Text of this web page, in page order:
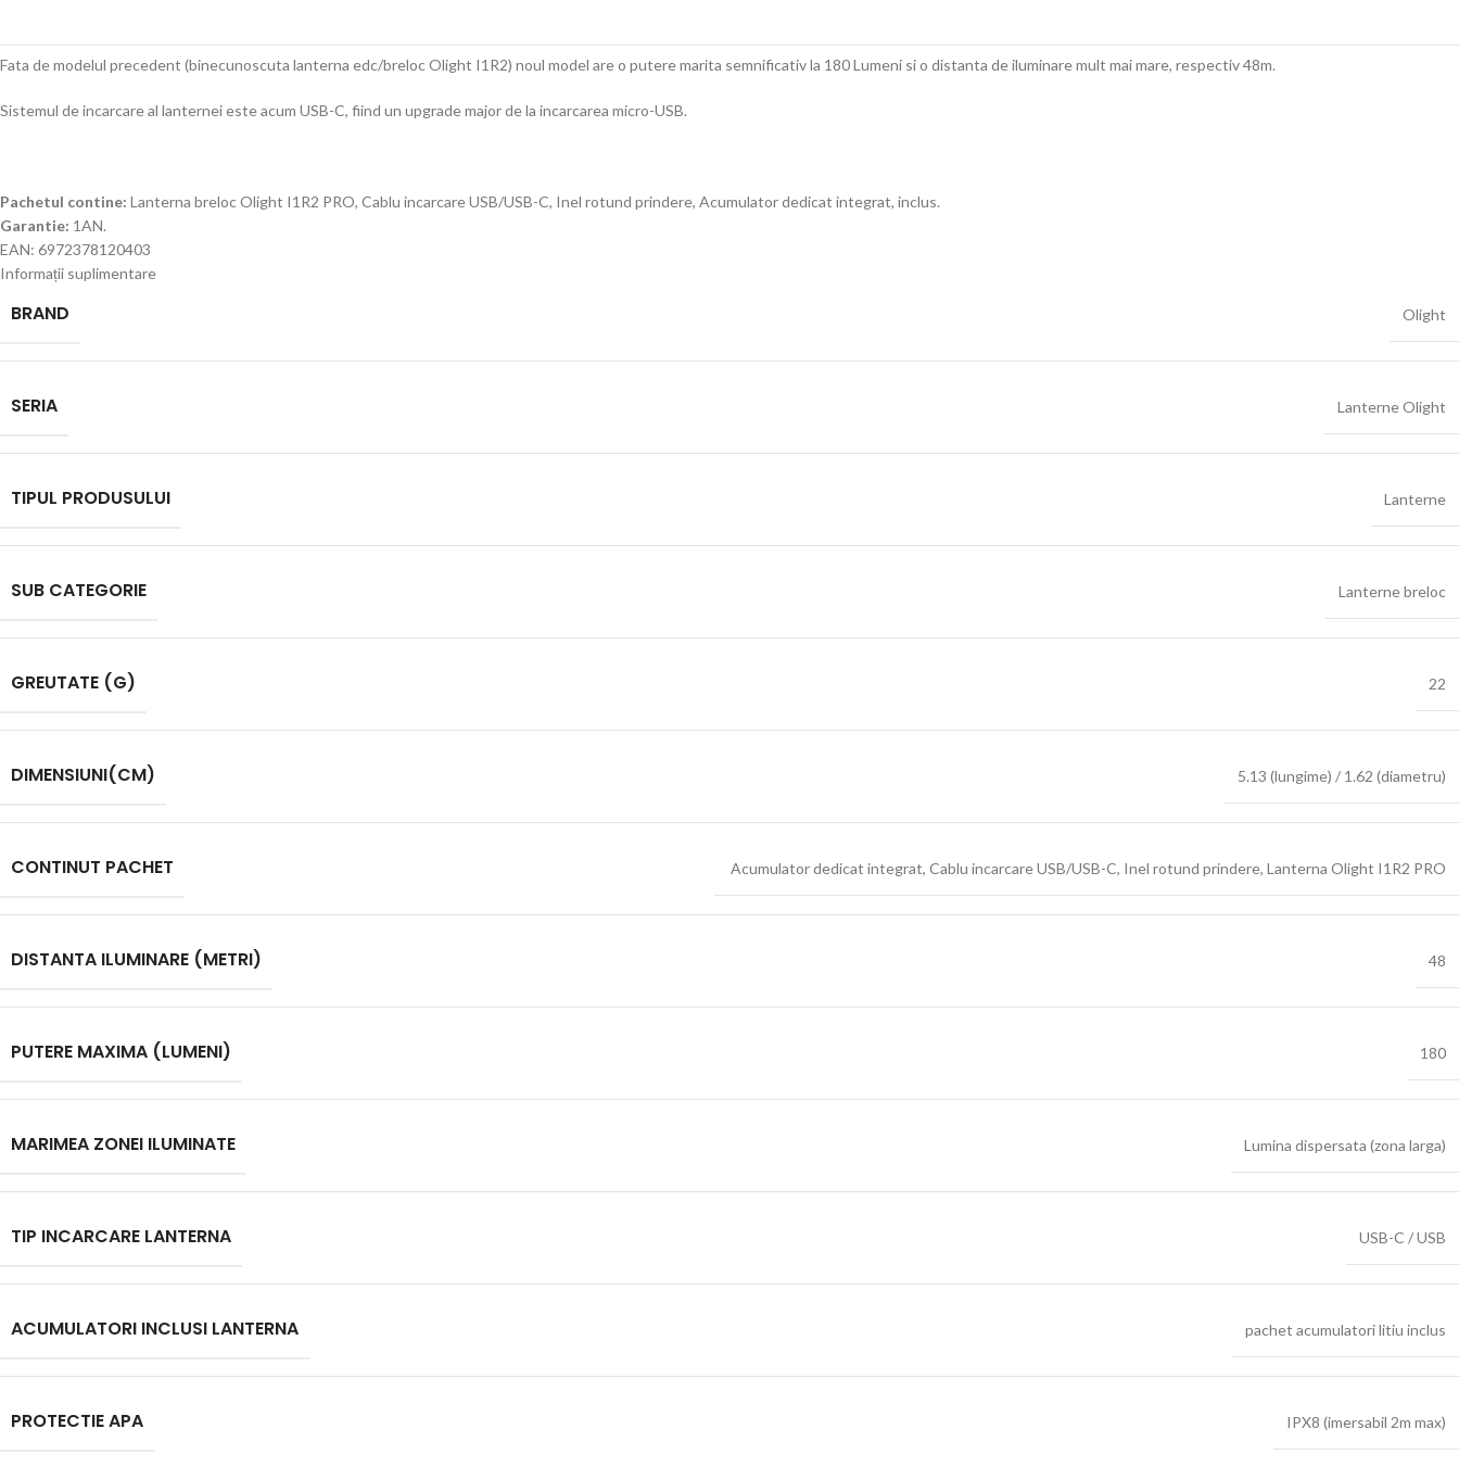
Fata de modelul precedent (binecunoscuta lanterna edc/breloc Olight I1R2) noul model are o putere marita semnificativ la 180 Lumeni si o distanta de iluminare mult mai mare, respectiv 48m.
Sistemul de incarcare al lanternei este acum USB-C, fiind un upgrade major de la incarcarea micro-USB.
Pachetul contine: Lanterna breloc Olight I1R2 PRO, Cablu incarcare USB/USB-C, Inel rotund prindere, Acumulator dedicat integrat, inclus.
Garantie: 1AN.
EAN: 6972378120403
Informații suplimentare
BRAND Olight
SERIA Lanterne Olight
TIPUL PRODUSULUI Lanterne
SUB CATEGORIE Lanterne breloc
GREUTATE (G) 22
DIMENSIUNI(CM) 5.13 (lungime) / 1.62 (diametru)
CONTINUT PACHET Acumulator dedicat integrat, Cablu incarcare USB/USB-C, Inel rotund prindere, Lanterna Olight I1R2 PRO
DISTANTA ILUMINARE (METRI) 48
PUTERE MAXIMA (LUMENI) 180
MARIMEA ZONEI ILUMINATE Lumina dispersata (zona larga)
TIP INCARCARE LANTERNA USB-C / USB
ACUMULATORI INCLUSI LANTERNA pachet acumulatori litiu inclus
PROTECTIE APA IPX8 (imersabil 2m max)